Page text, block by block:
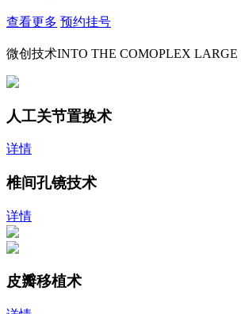
查看更多 预约挂号
微创技术INTO THE COMOPLEX LARGE
人工关节置换术
详情
椎间孔镜技术
详情
皮瓣移植术